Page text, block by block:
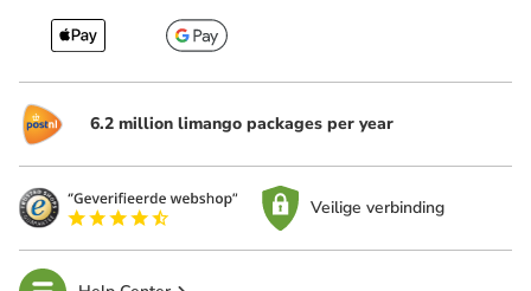
6.2 million limango packages per year
Veilige verbinding